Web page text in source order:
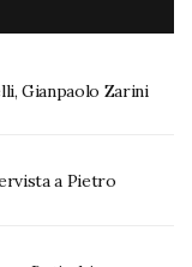
Gianpaolo Zarini
a Pietro